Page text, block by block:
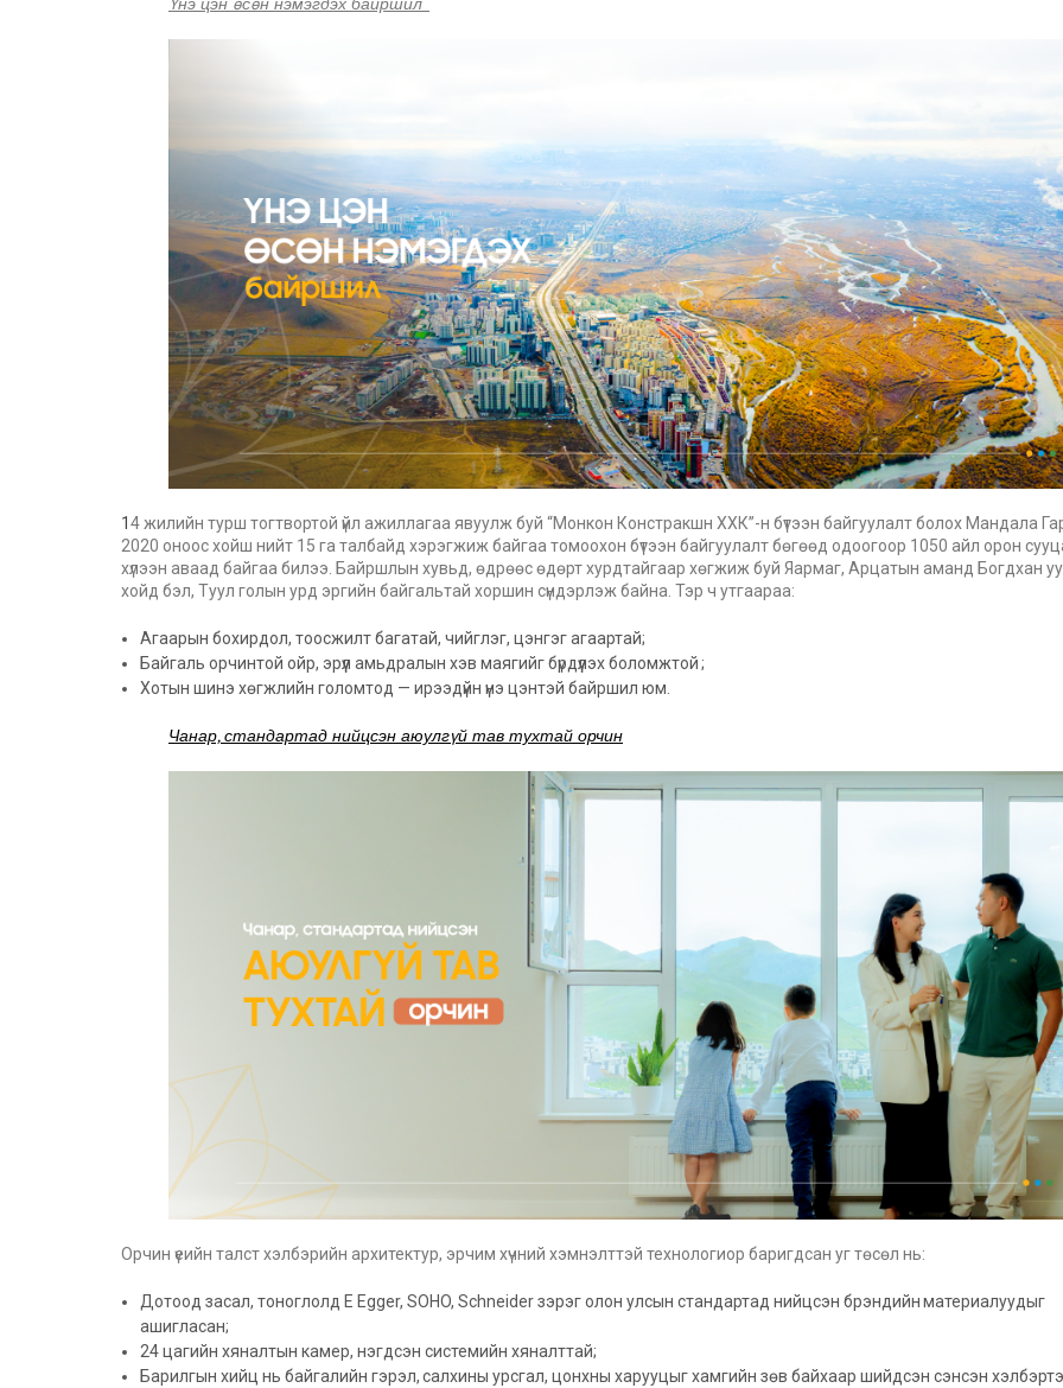
14 жилийн турш тогтвортой үйл ажиллагаа явуулж буй “Монкон Констракшн ХХК”-н бүтээн байгуулалт болох Мандала
2020 оноос хойш нийт 15 га талбайд хэрэгжиж байгаа томоохон бүтээн байгуулалт бөгөөд одоогоор 1050 айл орон
хүлээн аваад байгаа билээ. Байршлын хувьд, өдрөөс өдөрт хурдтайгаар хөгжиж буй Яармаг, Арцатын аманд Богдхан
хойд бэл, Туул голын урд эргийн байгальтай хоршин сүндэрлэж байна. Тэр ч утгаараа:
Агаарын бохирдол, тоосжилт багатай, чийглэг, цэнгэг агаартай;
Байгаль орчинтой ойр, эрүүл амьдралын хэв маягийг бүрдүүлэх боломжтой ;
Хотын шинэ хөгжлийн голомтод — ирээдүйн үнэ цэнтэй байршил юм.
Чанар, стандартад нийцсэн аюулгүй тав тухтай орчин
Орчин үеийн талст хэлбэрийн архитектур, эрчим хүчний хэмнэлттэй технологиор баригдсан уг төсөл нь:
Дотоод засал, тоноглолд E Egger, SOHO, Schneider зэрэг олон улсын стандартад нийцсэн брэндийн материалуудыг
ашигласан;
24 цагийн хяналтын камер, нэгдсэн системийн хяналттай;
Барилгын хийц нь байгалийн гэрэл, салхины урсгал, цонхны харууцыг хамгийн зөв байхаар шийдсэн сэнсэн